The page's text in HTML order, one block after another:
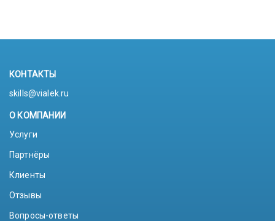
КОНТАКТЫ
skills@vialek.ru
О КОМПАНИИ
Услуги
Партнёры
Клиенты
Отзывы
Вопросы-ответы